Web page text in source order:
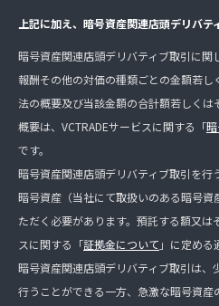
上記に加え、暗号資産関連店頭デリバ
暗号資産関連店頭デリバティブ取引に関
報酬その他の対価の種類ごとの金額若
法の概要及び当該金額の合計額若しく
概要は、VCTRADEサービスに関する「
です。
暗号資産関連店頭デリバティブ取引を
暗号資産（当社にて取扱いのある暗号
ただく必要があります。預託する額又は
スに関する「証拠金について 」に定める
暗号資産関連店頭デリバティブ取引は
行うことができる一方、急激な暗号資